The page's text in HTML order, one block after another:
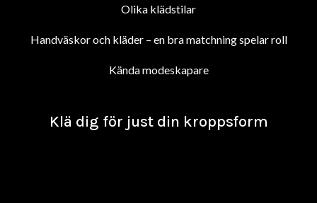
Olika klädstilar
Handväskor och kläder – en bra matchning spelar roll
Kända modeskapare
Klä dig för just din kroppsform